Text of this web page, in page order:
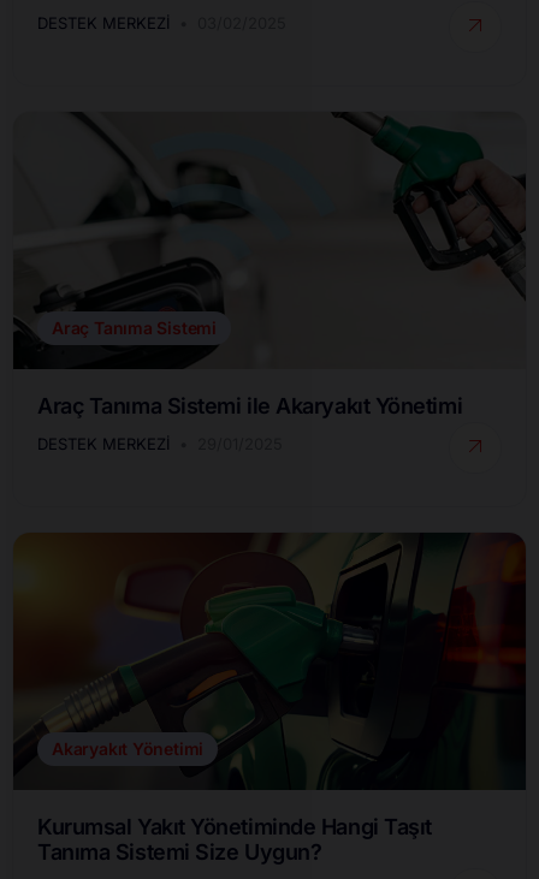
DESTEK MERKEZI
Araç Tanıma Sistemi
Araç Tanıma Sistemi ile Akaryakıt Yönetimi
DESTEK MERKEZI
Akaryakıt Yönetimi
Kurumsal Yakıt Yönetiminde Hangi Taşıt
Tanıma Sistemi Size Uygun?